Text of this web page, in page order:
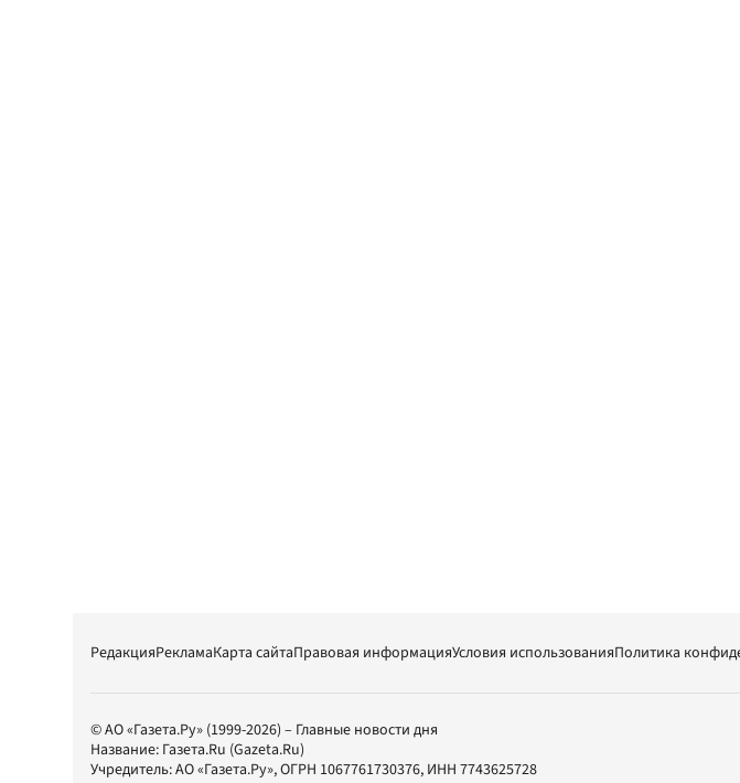
РедакцияРекламаКарта сайтаПравовая информацияУсловия использованияПолитика
© АО «Газета.Ру» (1999-2026) – Главные новости дня
Название: Газета.Ru (Gazeta.Ru)
Учредитель:АО «Газета.Ру», ОГРН 1067761730376, ИНН 7743625728